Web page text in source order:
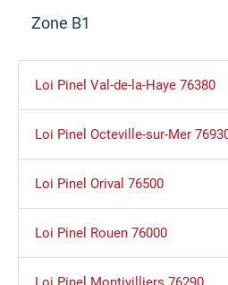
Zone B1
Loi Pinel Val-de-la-Haye 76380
Loi Pinel Octeville-sur-Mer
Loi Pinel Orival 76500
Loi Pinel Rouen 76000